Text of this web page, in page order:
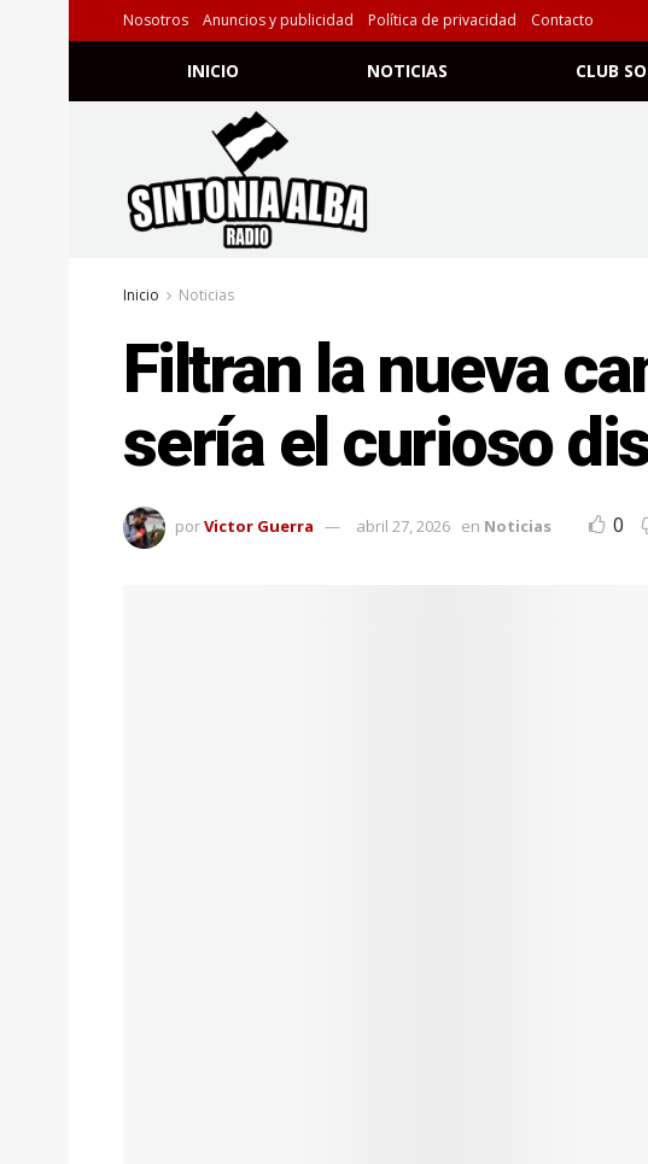
Nosotros Anuncios y publicidad Política de privacidad Contacto
INICIO NOTICIAS CLUB
Inicio Noticias
Filtran la nueva
sería el curioso
porVictor Guerra abril 27, 2026 en Noticias 0